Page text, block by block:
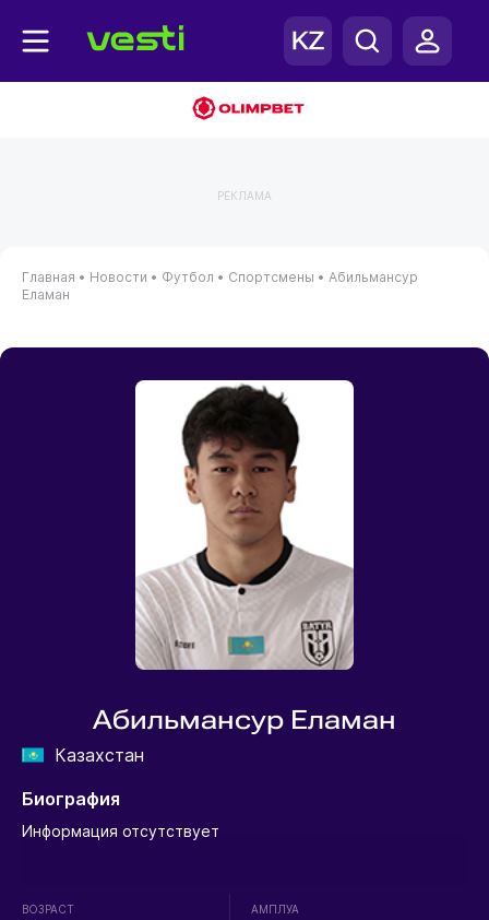
РЕКЛАМА
Главная • Новости • Футбол • Спортсмены • Абильмансур
Еламан
Абильмансур Еламан
Казахстан
Биография
Информация отсутствует
ВОЗРАСТ АМПЛУА